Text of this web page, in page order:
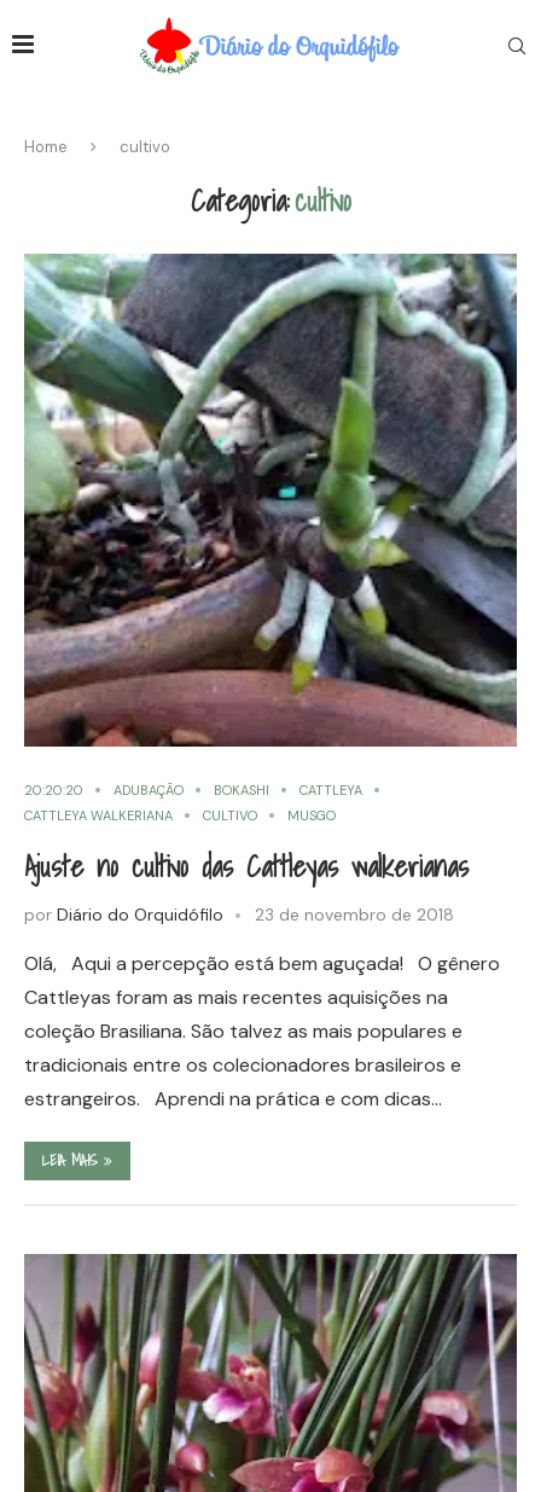
Home cultivo
Categoria:cultivo
20:20:20 ADUBAÇÃO BOKASHI
CATTLEYA
CATTLEYA WALKERIANA
CULTIVO MUSGO
Ajuste no cultivo das Cattleyas walkerianas
por Diário do Orquidófilo 23 de novembro de 2018
Olá, Aqui a percepção está bem aguçada! O gênero
Cattleyas foram as mais recentes aquisições na
coleção Brasiliana. São talvez as mais populares e
tradicionais entre os colecionadores brasileiros e
estrangeiros. Aprendi na prática e com dicas…
LEIA MAIS